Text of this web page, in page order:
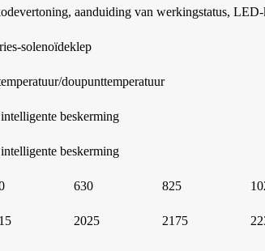
aanduiding van werkingstatus,
solenoïdeklep
doupunttemperatuur
beskerming
beskerming
630 825
2025 2175